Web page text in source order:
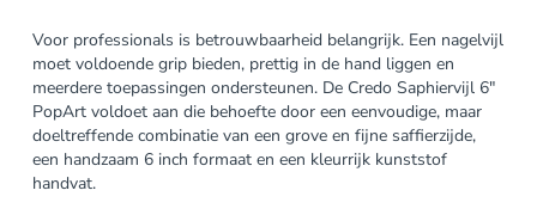
Voor professionals is betrouwbaarheid belangrijk. Een nagelvijl
moet voldoende grip bieden, prettig in de hand liggen en
meerdere toepassingen ondersteunen. De Credo Saphiervijl 6″
PopArt voldoet aan die behoefte door een eenvoudige, maar
doeltreffende combinatie van een grove en fijne saffierzijde,
een handzaam 6 inch formaat en een kleurrijk kunststof
handvat.